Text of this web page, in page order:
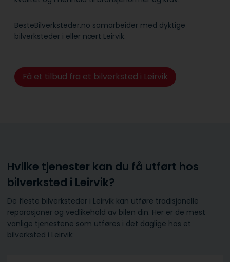
BesteBilverksteder.no samarbeider med dyktige
bilverksteder i eller nært Leirvik.
Få et tilbud fra et bilverksted i Leirvik
Hvilke tjenester kan du få utført hos
bilverksted i Leirvik?
De fleste bilverksteder i Leirvik kan utføre tradisjonelle
reparasjoner og vedlikehold av bilen din. Her er de mest
vanlige tjenestene som utføres i det daglige hos et
bilverksted i Leirvik: